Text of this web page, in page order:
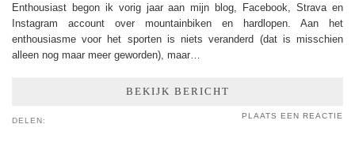
Enthousiast begon ik vorig jaar aan mijn blog, Facebook, Strava en
Instagram account over mountainbiken en hardlopen. Aan het
enthousiasme voor het sporten is niets veranderd (dat is misschien
alleen nog maar meer geworden), maar…
BEKIJK BERICHT
DELEN:
PLAATS EEN REACTIE